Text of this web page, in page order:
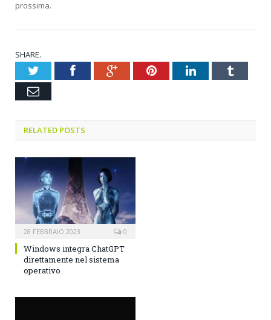
prossima.
SHARE.
TwitterFacebookGoogle+PinterestLinkedInTumblr
Email
RELATED POSTS
28 FEBBRAIO 2023 0
Windows integra ChatGPT
direttamente nel sistema
operativo